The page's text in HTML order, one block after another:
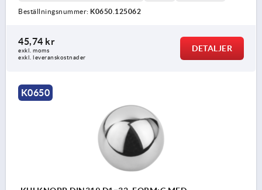
Beställningsnummer: K0650.125062
45,74 kr
exkl. moms
exkl. leveranskostnader
DETALJER
K0650